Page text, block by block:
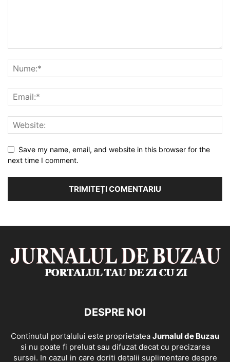
Save my name, email, and website in this browser for the
next time I comment.
DESPRE NOI
Continutul portalului este proprietatea Jurnalul de Buzau
si nu poate fi preluat sau difuzat decat cu precizarea
sursei. In cazul in care doriti detalii suplimentare despre